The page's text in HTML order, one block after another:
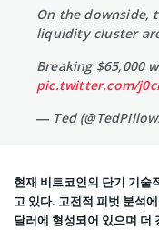
On the downside,
liquidity cluster
Breaking $65,000
pic.twitter.com/
— Ted
현재 비트코인의 단기 기술
고 있다. 고전적 피벗 분석
달러에 형성되어 있으며 더